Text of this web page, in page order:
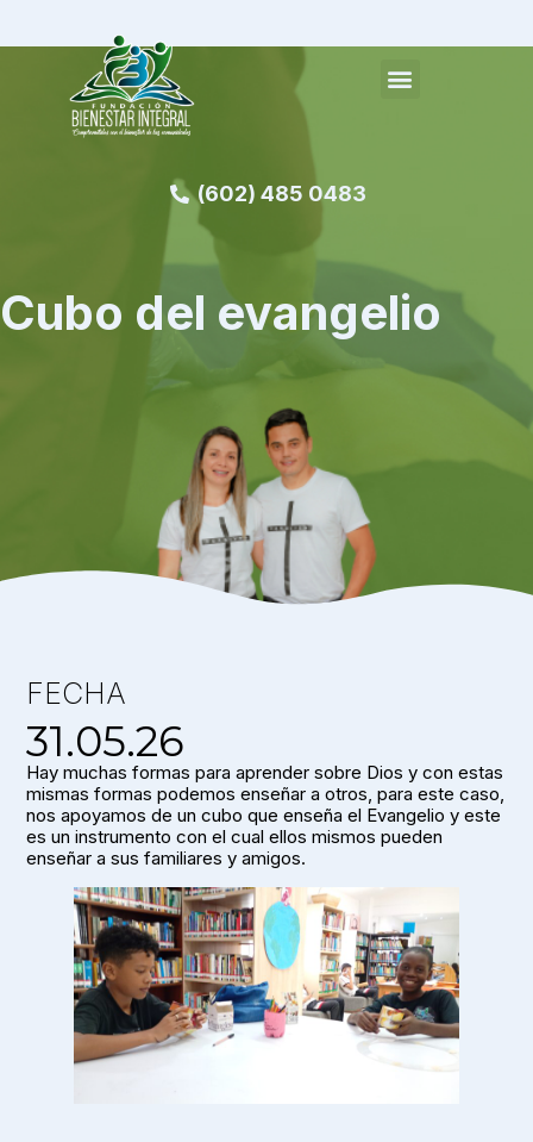
(602) 485 0483
Cubo del evangelio
FECHA
31.05.26
Hay muchas formas para aprender sobre Dios y con estas
mismas formas podemos enseñar a otros, para este caso,
nos apoyamos de un cubo que enseña el Evangelio y este
es un instrumento con el cual ellos mismos pueden
enseñar a sus familiares y amigos.